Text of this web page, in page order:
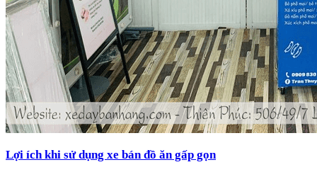
Lợi ích khi sử dụng xe bán đồ ăn gấp gọn